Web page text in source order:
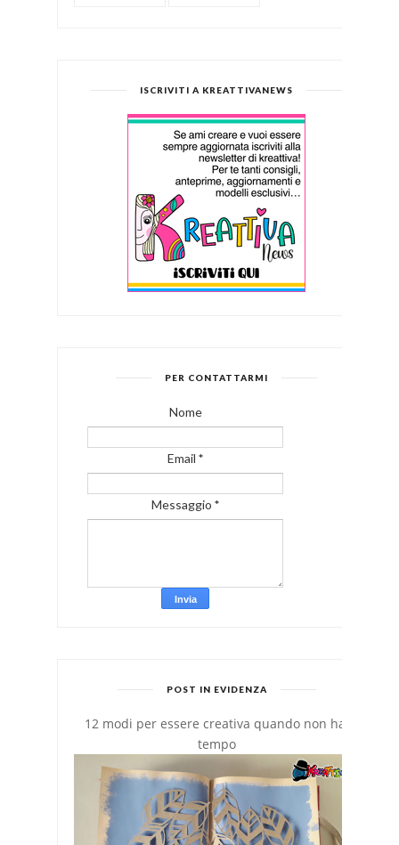
ISCRIVITI A KREATTIVANEWS
PER CONTATTARMI
Nome
Email *
Messaggio *
POST IN EVIDENZA
12 modi per essere creativa quando non hai
tempo